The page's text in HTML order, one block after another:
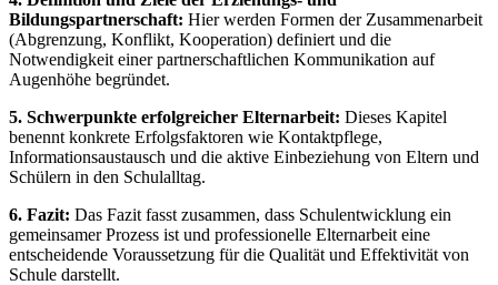
Bildungspartnerschaft: Hier werden Formen der Zusammenarbeit
(Abgrenzung, Konflikt, Kooperation) definiert und die
Notwendigkeit einer partnerschaftlichen Kommunikation auf
Augenhöhe begründet.
5. Schwerpunkte erfolgreicher Elternarbeit: Dieses Kapitel
benennt konkrete Erfolgsfaktoren wie Kontaktpflege,
Informationsaustausch und die aktive Einbeziehung von Eltern und
Schülern in den Schulalltag.
6. Fazit: Das Fazit fasst zusammen, dass Schulentwicklung ein
gemeinsamer Prozess ist und professionelle Elternarbeit eine
entscheidende Voraussetzung für die Qualität und Effektivität von
Schule darstellt.